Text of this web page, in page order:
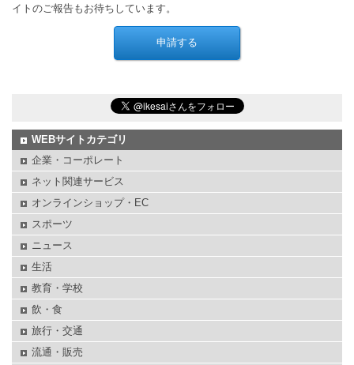
イトのご報告もお待ちしています。
WEBサイトカテゴリ
企業・コーポレート
ネット関連サービス
オンラインショップ・EC
スポーツ
ニュース
生活
教育・学校
飲・食
旅行・交通
流通・販売